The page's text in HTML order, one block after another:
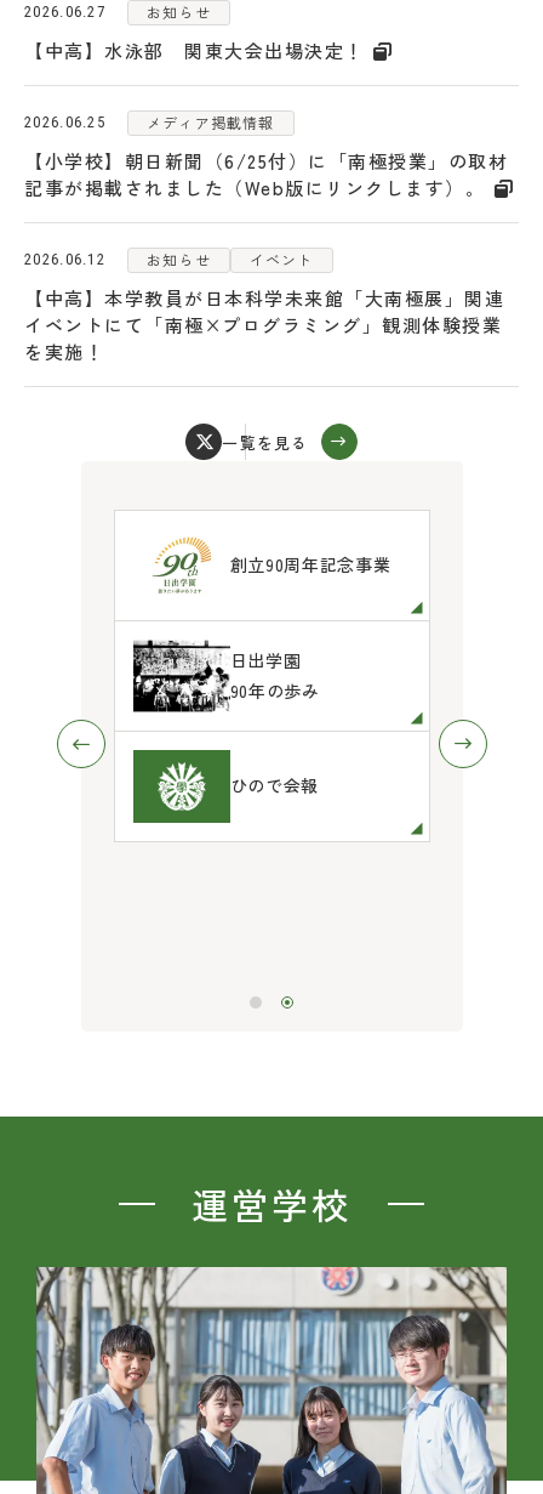
2026.06.27 お知らせ
【中高】水泳部 関東大会出場決定！
2026.06.25 メディア掲載情報
【小学校】朝日新聞（6/25付）に「南極授業」の取材
記事が掲載されました（Web版にリンクします）。
2026.06.12 お知らせ イベント
【中高】本学教員が日本科学未来館「大南極展」関連
イベントにて「南極×プログラミング」観測体験授業
を実施！
一覧を見る
創立90周年記念事業
日出学園
90年の歩み
ひので会報
運営学校